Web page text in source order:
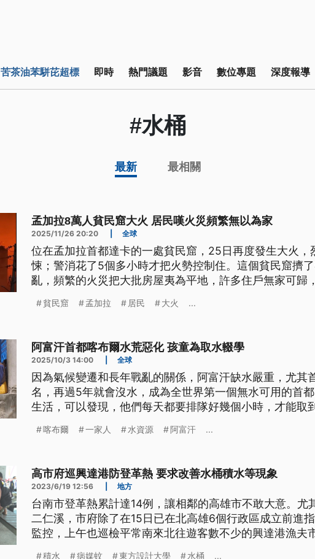
苦茶油苯駢芘超標 即時 熱門議題 影音 數位專題 深度報導
#水桶
最新 最相關
孟加拉8萬人貧民窟大火 居民嘆火災頻繁無以為家
2025/11/26 20:20 全球
位在孟加拉首都達卡的一處貧民窟，25日再度發生大火，
悚；警消花了5個多小時才把火勢控制住。這個貧民窟擠
亂，頻繁的火災把大批房屋夷為平地，許多住戶無家可歸
貧民窟 孟加拉 居民 大火 ...
阿富汗首都喀布爾水荒惡化 孩童為取水輟學
2025/10/3 14:00 全球
因為氣候變遷和長年戰亂的關係，阿富汗缺水嚴重，尤其
名，再過5年就會沒水，成為全世界第一個無水可用的首
生活，可以發現，他們每天都要排隊好幾個小時，才能取
喀布爾 一家人 水資源 阿富汗 ...
高市府巡興達港防登革熱 要求改善水桶積水等現象
2023/6/19 12:56 地方
台南市登革熱累計達14例，讓相鄰的高雄市不敢大意。尤
二仁溪，市府除了在15日已在北高雄6個行政區成立前進
監控，上午也巡檢平常南來北往遊客數不少的興達港漁夫
積水 病媒蚊 東方設計大學 水桶 ...